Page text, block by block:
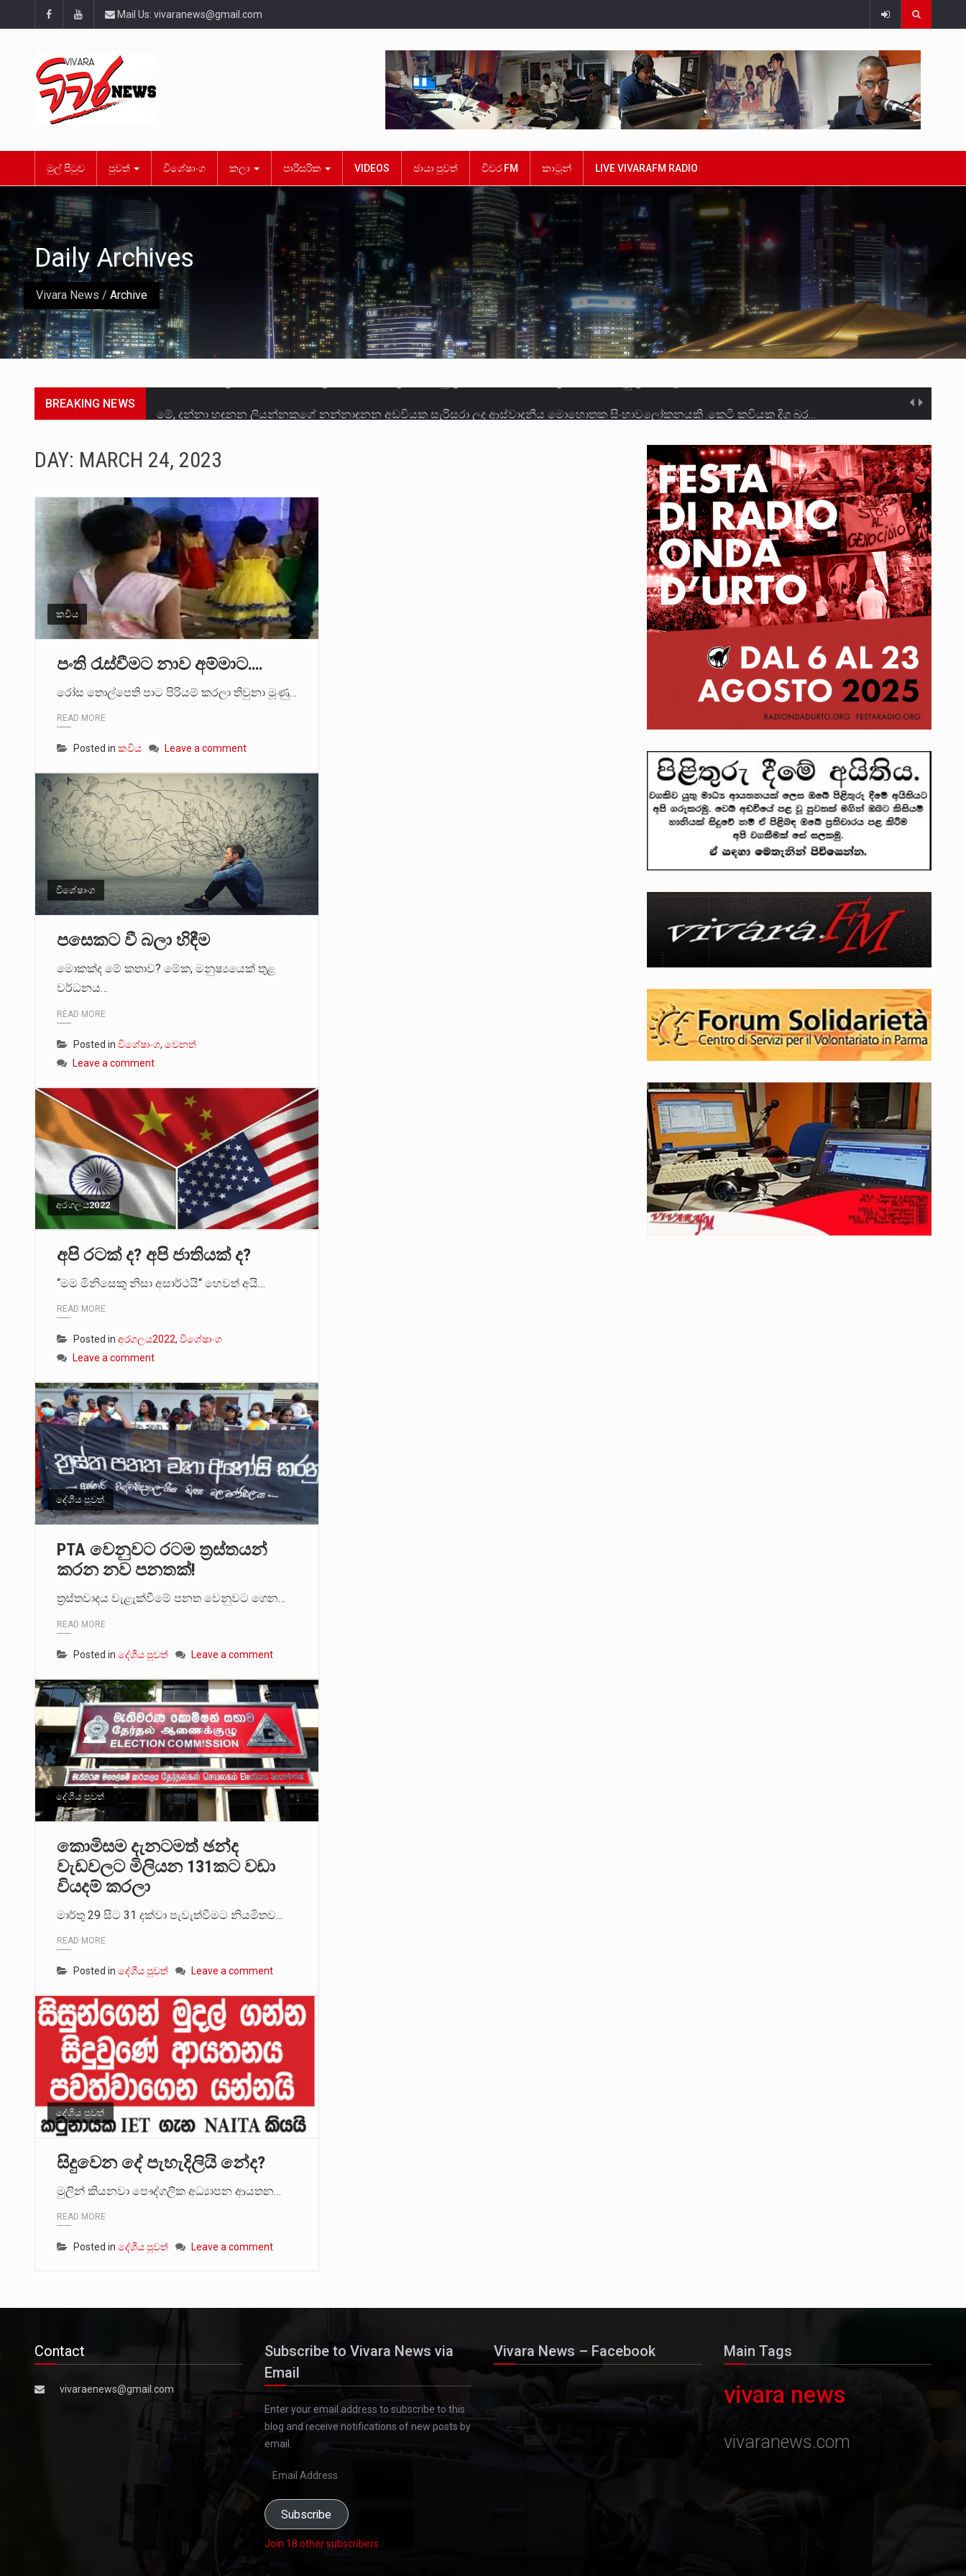
Mail Us: vivaranews@gmail.com
මුල් පිටුව පුවත් විශේෂාංග කලා පාරිසරික VIDEOS ඡායා පුවත් විවර FM කාටූන් LIVE VIVARAFM RADIO
Vivara News / Archive
Daily Archives
BREAKING NEWS
සංවිධානාත්මක අපරාධකරුවකු වන ලොකු පැටිගේ ප්‍රධාන වෙඩික්කරු බවට සැක කරන ගිං ගඟේ ගිල්වා මරා දමා…
උපරිමාධිකරණ විනිශ්චයකාරවරුන්ගේ හා ඉන් පහළ විනිශ්චයකාරවරුන්ගේ විශ්‍රාම වයස දීර්ඝ කිරීම සඳහා සකස් කර ඇති විසිදෙවන…
බන්ධනාගාර රැදවියන් 1,021 දෙනෙකු ඉකුත් වසර පහක කාලය තුලදී (2020 ජනවාරි 01 සිට 2025 දෙසැම්බර්…
මහර බන්ධනාගාරයේ අද ඇතිවූ සිද්ධියෙන් තුවාල ලැබූ බව කියන රැඳවියන් ගණන ඉහළ ගොස් තිබේ. ඒ…
අගෝස්තු මස දෙවන ඉරිදා ලිට් රූම් සූම් සංවාදය පැවැත්වෙන්නේ "කතා කරන මහ වැව" නම් නකතාවක්…
ලාල් කාන්ත ඇමතිවරයා අධිකරණ විනිශ්චයකාරවරුන්ගේ විශ්‍රාම යෑමේ වයස සම්බන්ධයෙන් නිහඬව සිටින ලෙස තමාට දැනුම් දුන්…
2011 වසරේදී දේශපාලන හා මානව හිමිකම් ක්‍රියාකාරීන් වන ලලිත්කුමාර් වීරරාජ් සහ කුගන් මුරුගානන්දන් යාපනයේදී අතුරුදන්…
ගොවියන්ගේ ප්‍රශ්න, ධීවරයන්ගේ ප්‍රශ්න, සෞඛය ප්‍රශ්න, වැටු ප්‍ර්ශ්න, රැකියා විරහිත ප්‍රශ්න මේ සියලු ප්‍රශ්නවලට තනි…
DAY: MARCH 24, 2023
කවිය
පංති රැස්වීමට නාව අම්මාට….
රෝස තොල්පෙති පාට පිරියම් කරලා තිවුනා මූණු…
READ MORE
Posted in කවිය Leave a comment
විශේෂාංග
පසෙකට වී බලා හිඳීම
මොකක්ද මේ කතාව? මේක, මනුෂ්‍යයෙක් තුළ
වර්ධනය…
READ MORE
Posted in විශේෂාංග, වෙනත්
Leave a comment
අරගලය2022
අපි රටක් ද? අපි ජාතියක් ද?
“මම මිනිසෙකු නිසා අසාර්ථයි“ හෙවත් අයි…
READ MORE
Posted in අරගලය2022, විශේෂාංග
Leave a comment
දේශීය පුවත්
PTA වෙනුවට රටම ත්‍රස්තයන්
කරන නව පනතක්!
ත්‍රස්තවාදය වැළැක්වීමේ පනත වෙනුවට ගෙන…
READ MORE
Posted in දේශීය පුවත් Leave a comment
දේශීය පුවත්
කොමිසම දැනටමත් ඡන්ද
වැඩවලට මිලියන 131කට වඩා
වියදම් කරලා
මාර්තු 29 සිට 31 දක්වා පැවැත්වීමට නියමිතව…
READ MORE
Posted in දේශීය පුවත් Leave a comment
දේශීය පුවත්
සිදුවෙන දේ පැහැදිලියි නේද?
මුලින් කියනවා පෞද්ගලික අධ්‍යාපන ආයතන…
READ MORE
Posted in දේශීය පුවත් Leave a comment
Contact
vivaraenews@gmail.com
Subscribe to Vivara News via
Email
Enter your email address to subscribe to this
blog and receive notifications of new posts by
email.
Subscribe
Join 18 other subscribers
Vivara News – Facebook Main Tags
vivara news
vivaranews.com